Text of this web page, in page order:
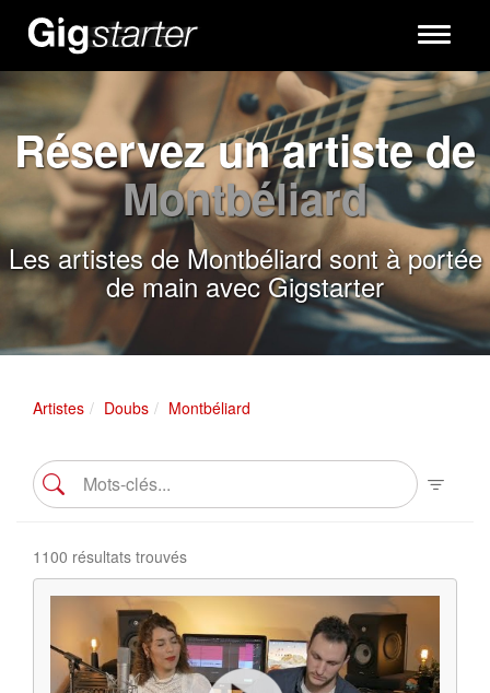
Toggle
Réservez un artiste de
Montbéliard
Les artistes de Montbéliard sont à portée
de main avec Gigstarter
Artistes Doubs Montbéliard
1100 résultats trouvés